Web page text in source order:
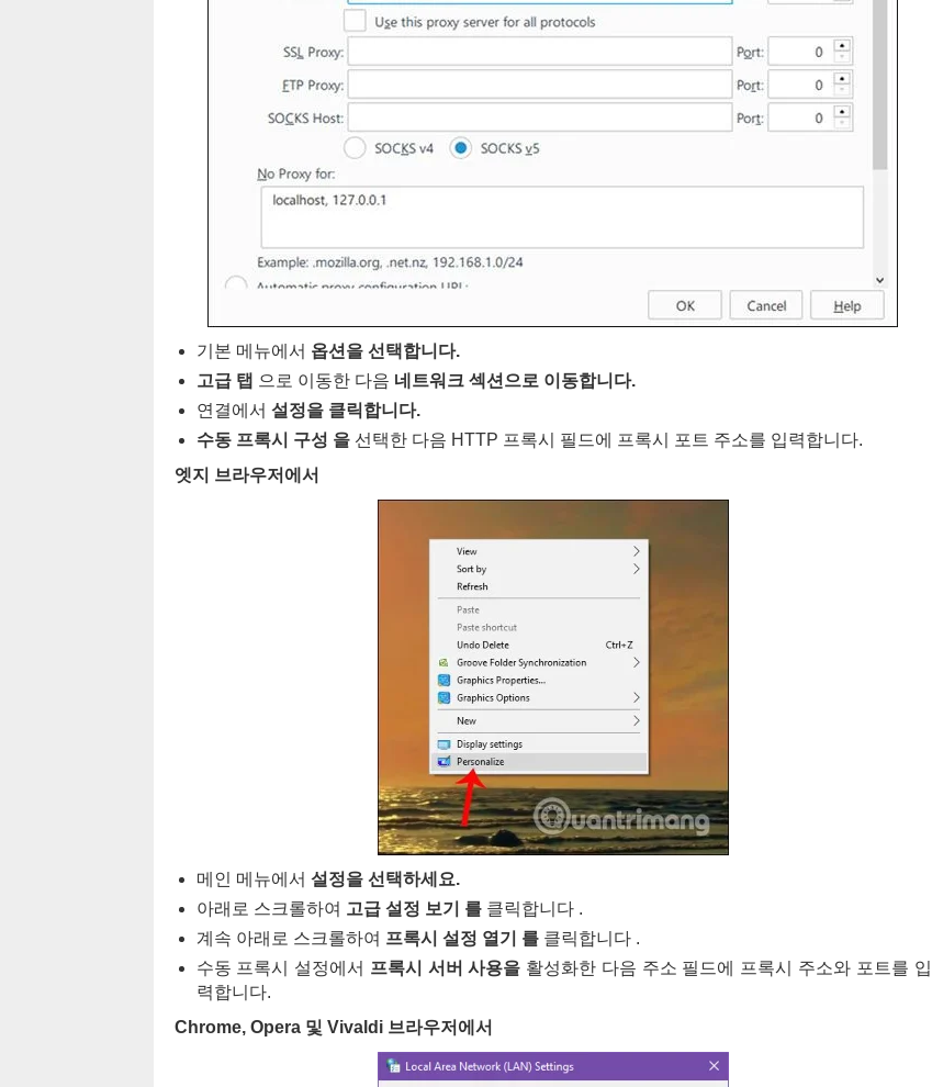
기본 메뉴에서 옵션을 선택합니다.
고급 탭 으로 이동한 다음 네트워크 섹션으로 이동합니다.
연결에서 설정을 클릭합니다.
수동 프록시 구성 을선택한 다음 HTTP 프록시 필드에 프록시 포트 주소를 입력합니다.
엣지 브라우저에서
메인 메뉴에서 설정을 선택하세요.
아래로 스크롤하여 고급 설정 보기 를클릭합니다 .
계속 아래로 스크롤하여 프록시 설정 열기 를클릭합니다 .
수동 프록시 설정에서 프록시 서버 사용을 활성화한 다음 주소 필드에 프록시 주소와 포트를 입
력합니다.
Chrome, Opera 및 Vivaldi 브라우저에서